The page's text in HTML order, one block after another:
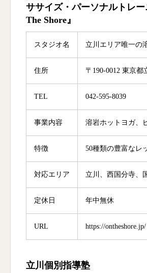
ササイズ・パーソナルトレ
The Shore』
スタジオ名 立川エリア唯一の
住所 〒190-0012 東京
TEL 042-595-8039
事業内容 溶岩ホットヨガ、
特徴 50種類の豊富なレ
対応エリア 立川、西国分寺、
定休日 年中無休
URL https://ontheshore.jp/
立川個別指導塾